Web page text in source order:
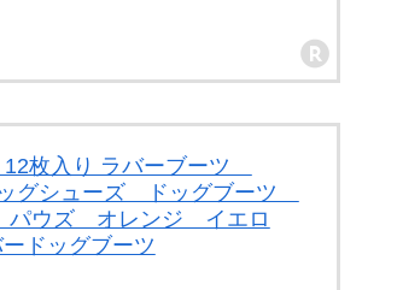
枚入り ラバーブーツ
グシューズ ドッグブーツ
パウズ オレンジ イエロ
ッグブーツ